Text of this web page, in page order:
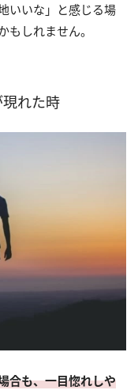
いいな」と感じる場
しれません。
現れた時
合も、一目惚れしや